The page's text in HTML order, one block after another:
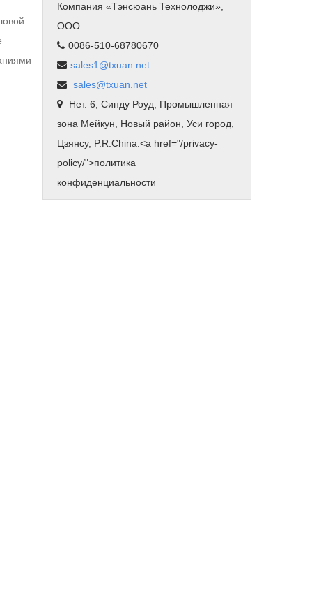
Компания «Тэнсюань Технолоджи»,
ООО.
0086-510-68780670
sales1@txuan.net
sales@txuan.net
Нет. 6, Синду Роуд, Промышленная
зона Мейкун, Новый район, Уси город,
Цзянсу, P.R.China.<a href="/privacy-
policy/">политика
конфиденциальности